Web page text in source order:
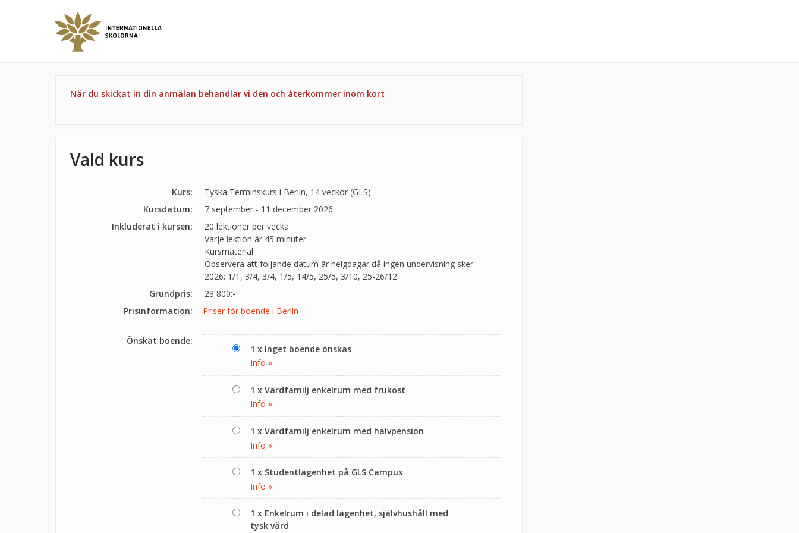
När du skickat in din anmälan behandlar vi den och återkommer inom kort
Vald kurs
Kurs:
Tyska Terminskurs i Berlin, 14 veckor (GLS)
Kursdatum:
7 september - 11 december 2026
Inkluderat i kursen:
20 lektioner per vecka
Varje lektion är 45 minuter
Kursmaterial
Observera att följande datum är helgdagar då ingen undervisning sker.
2026: 1/1, 3/4, 3/4, 1/5, 14/5, 25/5, 3/10, 25-26/12
Grundpris:
28 800:-
Prisinformation:
Priser för boende i Berlin
Önskat boende:
1 x Inget boende önskas
Info »
1 x Värdfamilj enkelrum med frukost
Info »
1 x Värdfamilj enkelrum med halvpension
Info »
1 x Studentlägenhet på GLS Campus
Info »
1 x Enkelrum i delad lägenhet, självhushåll med
tysk värd